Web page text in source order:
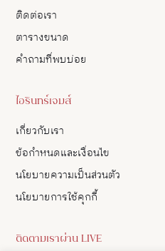
ติดต่อเรา
ตารางขนาด
คำถามที่พบบ่อย
ไอรินทร์เจมส์
เกี่ยวกับเรา
ข้อกำหนดและเงื่อนไข
นโยบายความเป็นส่วนตัว
นโยบายการใช้คุกกี้
ติดตามเราผ่าน LIVE